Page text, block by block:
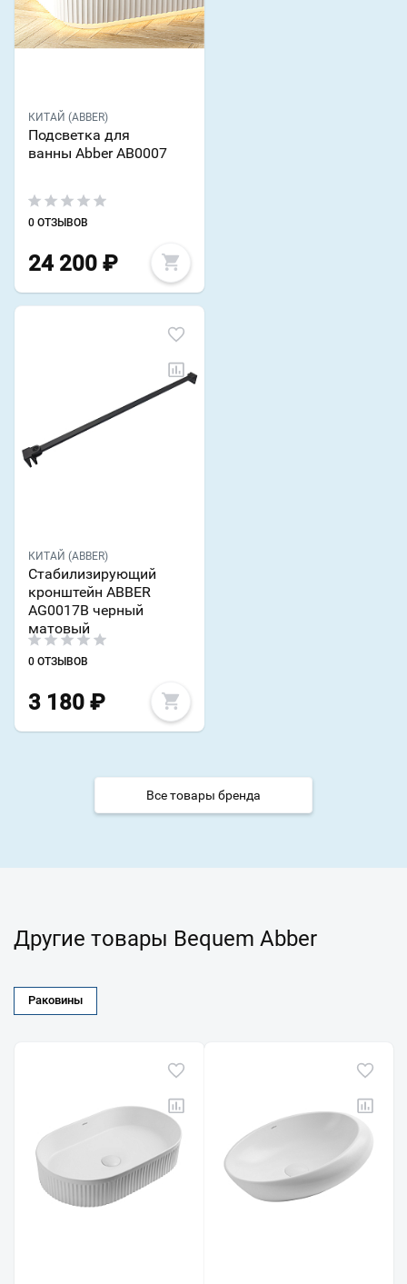
КИТАЙ (ABBER)
Подсветка для
ванны Abber AB0007
0 ОТЗЫВОВ
24 200 ₽
КИТАЙ (ABBER)
Стабилизирующий
кронштейн ABBER
AG0017B черный
матовый
0 ОТЗЫВОВ
3 180 ₽
Все товары бренда
Другие товары Bequem Abber
Раковины